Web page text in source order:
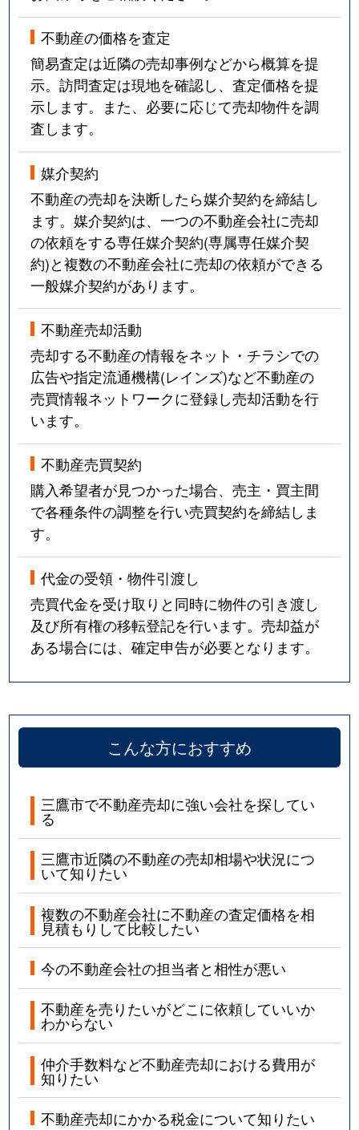
不動産の価格を査定
簡易査定は近隣の売却事例などから概算を提
示。訪問査定は現地を確認し、査定価格を提
示します。また、必要に応じて売却物件を調
査します。
媒介契約
不動産の売却を決断したら媒介契約を締結し
ます。媒介契約は、一つの不動産会社に売却
の依頼をする専任媒介契約(専属専任媒介契
約)と複数の不動産会社に売却の依頼ができる
一般媒介契約があります。
不動産売却活動
売却する不動産の情報をネット・チラシでの
広告や指定流通機構(レインズ)など不動産の
売買情報ネットワークに登録し売却活動を行
います。
不動産売買契約
購入希望者が見つかった場合、売主・買主間
で各種条件の調整を行い売買契約を締結しま
す。
代金の受領・物件引渡し
売買代金を受け取りと同時に物件の引き渡し
及び所有権の移転登記を行います。売却益が
ある場合には、確定申告が必要となります。
こんな方におすすめ
三鷹市で不動産売却に強い会社を探してい
る
三鷹市近隣の不動産の売却相場や状況につ
いて知りたい
複数の不動産会社に不動産の査定価格を相
見積もりして比較したい
今の不動産会社の担当者と相性が悪い
不動産を売りたいがどこに依頼していいか
わからない
仲介手数料など不動産売却における費用が
知りたい
不動産売却にかかる税金について知りたい